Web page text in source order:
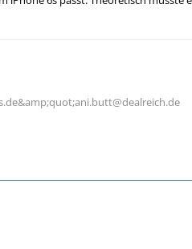
ani.butt@dealreich.de